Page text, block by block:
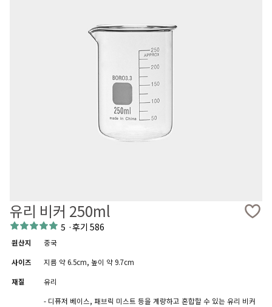
유리 비커 250ml
5 ·후기 586
원산지
중국
사이즈
지름 약 6.5cm, 높이 약 9.7cm
재질
유리
- 디퓨저 베이스, 패브릭 미스트 등을 계량하고 혼합할 수 있는 유리 비커